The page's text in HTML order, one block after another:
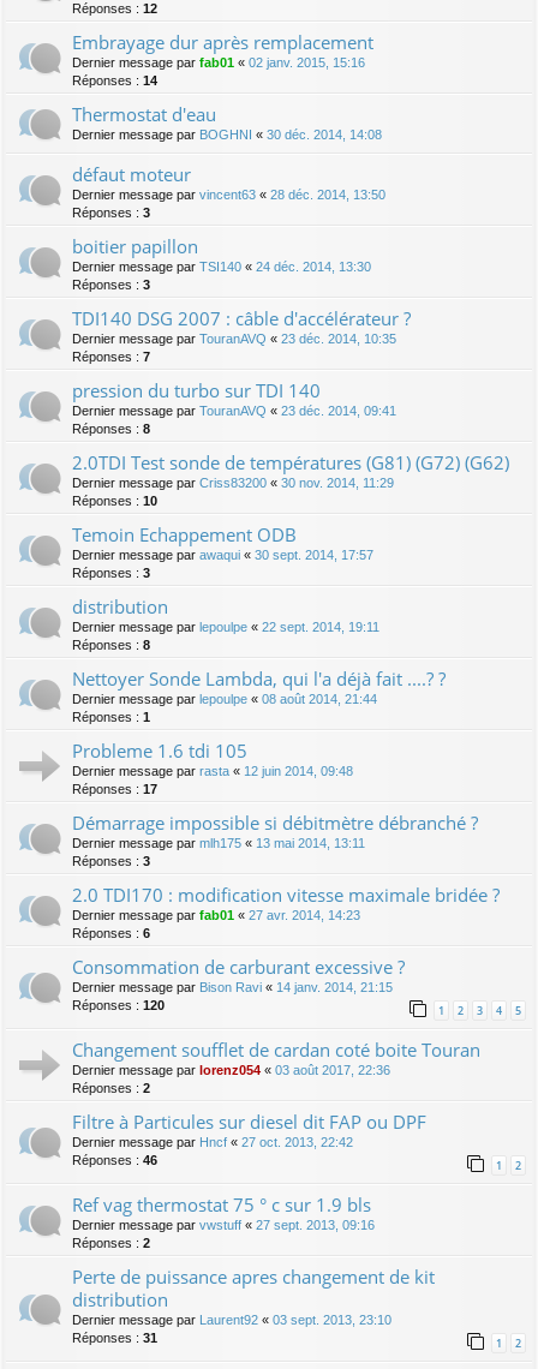
Réponses : 12
Embrayage dur après remplacement
Dernier message par fab01 « 02 janv. 2015, 15:16
Réponses : 14
Thermostat d'eau
Dernier message par BOGHNI « 30 déc. 2014, 14:08
défaut moteur
Dernier message par vincent63 « 28 déc. 2014, 13:50
Réponses : 3
boitier papillon
Dernier message par TSI140 « 24 déc. 2014, 13:30
Réponses : 3
TDI140 DSG 2007 : câble d'accélérateur ?
Dernier message par TouranAVQ « 23 déc. 2014, 10:35
Réponses : 7
pression du turbo sur TDI 140
Dernier message par TouranAVQ « 23 déc. 2014, 09:41
Réponses : 8
2.0TDI Test sonde de températures (G81) (G72) (G62)
Dernier message par Criss83200 « 30 nov. 2014, 11:29
Réponses : 10
Temoin Echappement ODB
Dernier message par awaqui « 30 sept. 2014, 17:57
Réponses : 3
distribution
Dernier message par lepoulpe « 22 sept. 2014, 19:11
Réponses : 8
Nettoyer Sonde Lambda, qui l'a déjà fait ....? ?
Dernier message par lepoulpe « 08 août 2014, 21:44
Réponses : 1
Probleme 1.6 tdi 105
Dernier message par rasta « 12 juin 2014, 09:48
Réponses : 17
Démarrage impossible si débitmètre débranché ?
Dernier message par mlh175 « 13 mai 2014, 13:11
Réponses : 3
2.0 TDI170 : modification vitesse maximale bridée ?
Dernier message par fab01 « 27 avr. 2014, 14:23
Réponses : 6
Consommation de carburant excessive ?
Dernier message par Bison Ravi « 14 janv. 2014, 21:15
Réponses : 120 1 2 3 4 5
Changement soufflet de cardan coté boite Touran
Dernier message par lorenz054 « 03 août 2017, 22:36
Réponses : 2
Filtre à Particules sur diesel dit FAP ou DPF
Dernier message par Hncf « 27 oct. 2013, 22:42
Réponses : 46 1 2
Ref vag thermostat 75 ° c sur 1.9 bls
Dernier message par vwstuff « 27 sept. 2013, 09:16
Réponses : 2
Perte de puissance apres changement de kit
distribution
Dernier message par Laurent92 « 03 sept. 2013, 23:10
Réponses : 31 1 2